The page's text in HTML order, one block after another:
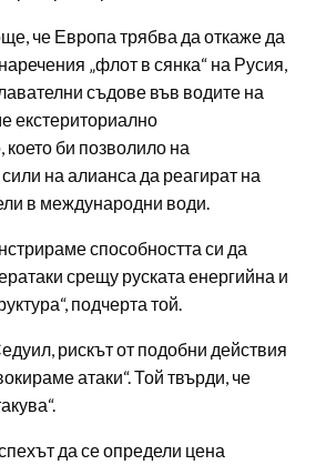
че Европа трябва да откаже да
„флот в сянка“ на Русия,
съдове във водите на
екстериториално
което би позволило на
на алианса да реагират на
в международни води.
способността си да
срещу руската енергийна и
подчерта той.
рискът от подобни действия
атаки“. Той твърди, че
да се определи цена